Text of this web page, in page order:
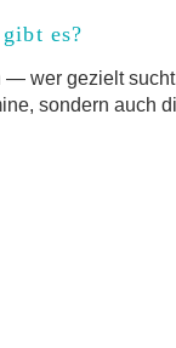
es?
wer gezielt
sondern auch